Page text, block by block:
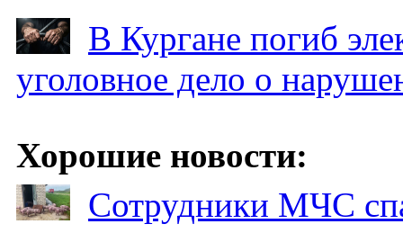
В Кургане погиб
уголовное дело о
Хорошие новости:
Сотрудники МЧС